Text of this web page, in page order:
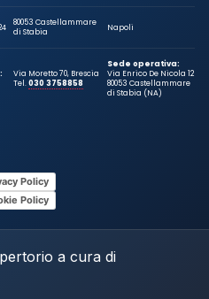
80053 Castellammare
di Stabia
Napoli
Via Moretto 70, Brescia
Tel.030 3758858
Sede operativa:
Via Enrico De Nicola 12
80053 Castellammare
di Stabia (NA)
Policy
Policy
a cura di